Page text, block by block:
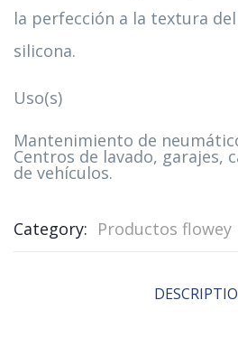
la perfección a la textura
silicona.
Uso(s)
Mantenimiento de
Centros de lavado, garajes,
de vehículos.
Category: Productos flowey